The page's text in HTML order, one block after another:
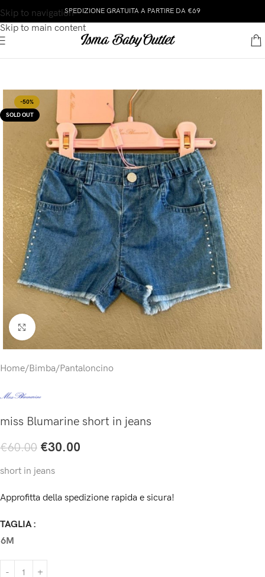
Skip to navigation
Skip to main content
SPEDIZIONE GRATUITA A PARTIRE DA €69
-50%
SOLD OUT
Click to enlarge
Home/Bimba/Pantaloncino
miss Blumarine short in jeans
€60.00 €30.00
short in jeans
Approfitta della spedizione rapida e sicura!
TAGLIA
6M